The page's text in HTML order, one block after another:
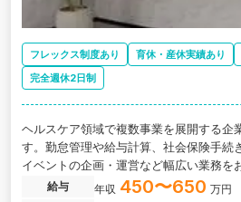
フレックス制度あり 育休・産休実績あり
完全週休2日制
ヘルスケア領域で複数事業を展開する企
す。勤怠管理や給与計算、社会保険手続
イベントの企画・運営など幅広い業務を
給与 年収 450〜650 万円